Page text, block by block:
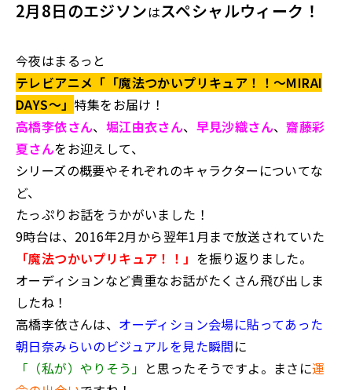
2月8日のエジソンはスペシャルウィーク ！
今夜はまるっと
テレビアニメ「「魔法つかいプリキュア！！～MIRAI
DAYS～」 特集をお届け！
高橋李依さん、 堀江由衣さん、 早見沙織さん、齋藤彩
夏さんをお迎えして、
シリーズの概要やそれぞれのキャラクターについてな
ど、
たっぷりお話をうかがいました！
9時台は、2016年2月から翌年1月まで放送されていた
「魔法つかいプリキュア！！」 を振り返りました。
オーディションなど貴重なお話がたくさん飛び出しま
したね！
高橋李依さんは、 オーディション会場に貼ってあった
朝日奈みらいのビジュアルを見た瞬間に
「（私が）やりそう」 と思ったそうですよ。まさに運